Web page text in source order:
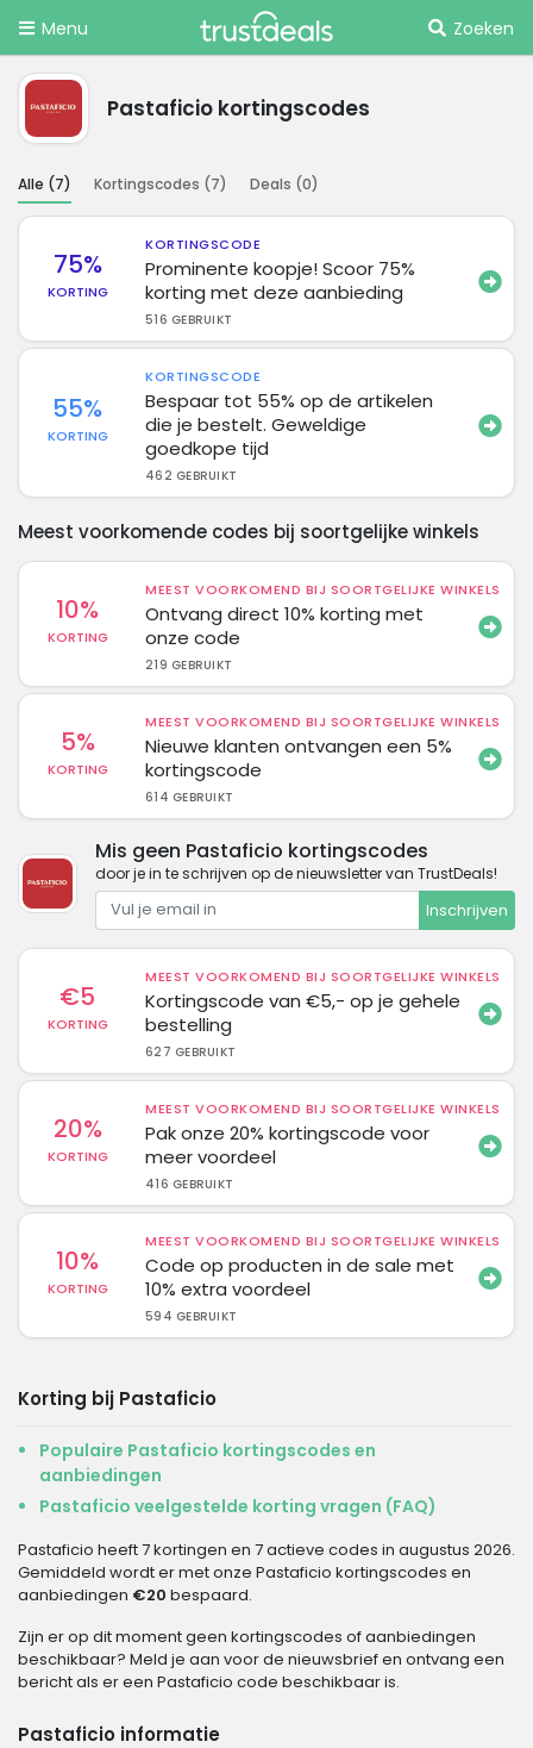
Menu Zoeken
Pastaficio kortingscodes
Alle (7) Kortingscodes (7) Deals (0)
75%
KORTING
KORTINGSCODE
Prominente koopje! Scoor 75%
korting met deze aanbieding
516 GEBRUIKT
55%
KORTING
KORTINGSCODE
Bespaar tot 55% op de artikelen
die je bestelt. Geweldige
goedkope tijd
462 GEBRUIKT
Meest voorkomende codes bij soortgelijke winkels
10%
KORTING
MEEST VOORKOMEND BIJ SOORTGELIJKE WINKELS
Ontvang direct 10% korting met
onze code
219 GEBRUIKT
5%
KORTING
MEEST VOORKOMEND BIJ SOORTGELIJKE WINKELS
Nieuwe klanten ontvangen een 5%
kortingscode
614 GEBRUIKT
Mis geen Pastaficio kortingscodes
door je in te schrijven op de nieuwsletter van TrustDeals!
Inschrijven
€5
KORTING
MEEST VOORKOMEND BIJ SOORTGELIJKE WINKELS
Kortingscode van €5,- op je gehele
bestelling
627 GEBRUIKT
20%
KORTING
MEEST VOORKOMEND BIJ SOORTGELIJKE WINKELS
Pak onze 20% kortingscode voor
meer voordeel
416 GEBRUIKT
10%
KORTING
MEEST VOORKOMEND BIJ SOORTGELIJKE WINKELS
Code op producten in de sale met
10% extra voordeel
594 GEBRUIKT
Korting bij Pastaficio
Populaire Pastaficio kortingscodes en
aanbiedingen
Pastaficio veelgestelde korting vragen (FAQ)
Pastaficio heeft 7 kortingen en 7 actieve codes in augustus 2026.
Gemiddeld wordt er met onze Pastaficio kortingscodes en
aanbiedingen €20 bespaard.
Zijn er op dit moment geen kortingscodes of aanbiedingen
beschikbaar? Meld je aan voor de nieuwsbrief en ontvang een
bericht als er een Pastaficio code beschikbaar is.
Pastaficio informatie